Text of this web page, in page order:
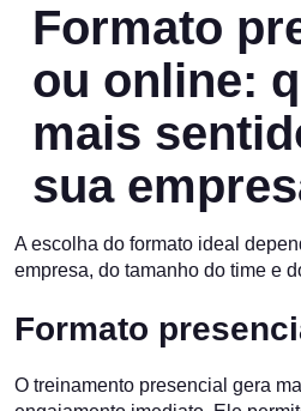
Formato
ou online:
mais
sua
A escolha do formato ideal
empresa, do tamanho do time e
Formato
O treinamento presencial gera